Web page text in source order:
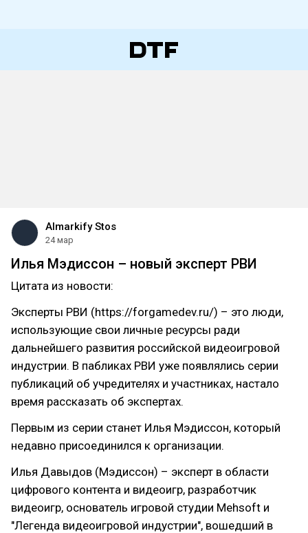
Almarkify Stos
24 мар
Илья Мэдиссон – новый эксперт РВИ
Цитата из новости:
Эксперты РВИ (https://forgamedev.ru/) – это люди,
использующие свои личные ресурсы ради
дальнейшего развития российской видеоигровой
индустрии. В пабликах РВИ уже появлялись серии
публикаций об учредителях и участниках, настало
время рассказать об экспертах.
Первым из серии станет Илья Мэдиссон, который
недавно присоединился к организации.
Илья Давыдов (Мэдиссон) – эксперт в области
цифрового контента и видеоигр, разработчик
видеоигр, основатель игровой студии Mehsoft и
"Легенда видеоигровой индустрии", вошедший в